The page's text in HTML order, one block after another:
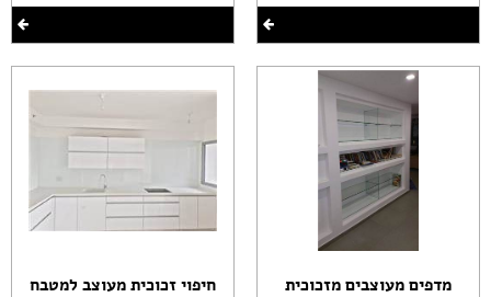
מדפים מעוצבים מזכוכית חיפוי זכוכית מעוצב למטבח